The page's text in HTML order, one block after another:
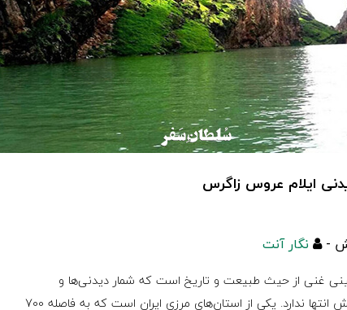
ایلام عروس زاگرس
نگار آنت
غنی از حیث طبیعت و تاریخ است که شمار دیدنی‌ها و
شگفتی‌هایش انتها ندارد. یکی از استان‌های مرزی ایران است که به فاصله 700